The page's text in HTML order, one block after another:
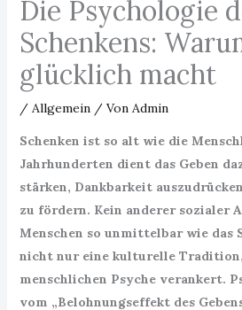
Die Psychologie
Schenkens:
glücklich macht
/ Allgemein/ Von Admin
Schenken ist so alt wie die
Jahrhunderten dient das Geben
stärken, Dankbarkeit
zu fördern. Kein anderer sozialer
Menschen so unmittelbar wie das
nicht nur eine kulturelle
menschlichen Psyche verankert.
vom „Belohnungseffekt des